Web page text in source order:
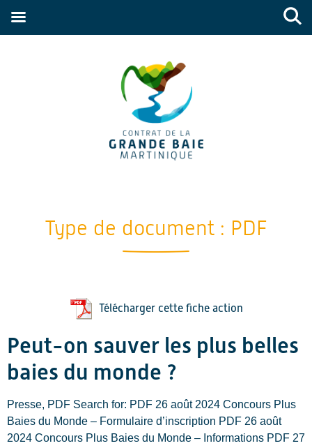
Type de document : PDF
Télécharger cette fiche action
Peut-on sauver les plus belles
baies du monde ?
Presse, PDF Search for: PDF 26 août 2024 Concours Plus
Baies du Monde – Formulaire d’inscription PDF 26 août
2024 Concours Plus Baies du Monde – Informations PDF 27